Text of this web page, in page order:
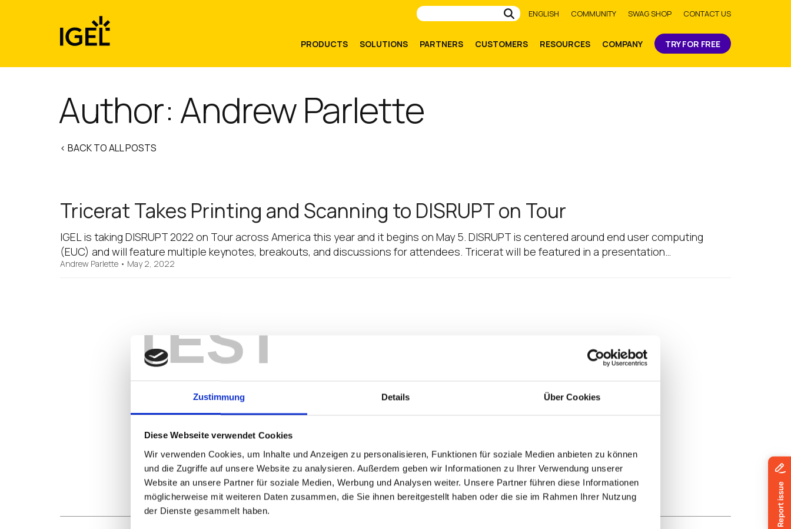
TEST
Zustimmung Details Über Cookies
Diese Webseite verwendet Cookies
Wir verwenden Cookies, um Inhalte und Anzeigen zu personalisieren, Funktionen für soziale Medien anbieten zu können
und die Zugriffe auf unsere Website zu analysieren. Außerdem geben wir Informationen zu Ihrer Verwendung unserer
Website an unsere Partner für soziale Medien, Werbung und Analysen weiter. Unsere Partner führen diese Informationen
möglicherweise mit weiteren Daten zusammen, die Sie ihnen bereitgestellt haben oder die sie im Rahmen Ihrer Nutzung
der Dienste gesammelt haben.
Submit
ENGLISH COMMUNITY SWAG SHOP CONTACT US
PRODUCTS SOLUTIONS PARTNERS CUSTOMERS RESOURCES COMPANY TRY FOR FREE
Author: Andrew Parlette
< BACK TO ALL POSTS
Tricerat Takes Printing and Scanning to DISRUPT on Tour
IGEL is taking DISRUPT 2022 on Tour across America this year and it begins on May 5. DISRUPT is centered around end user computing
(EUC) and will feature multiple keynotes, breakouts, and discussions for attendees. Tricerat will be featured in a presentation…
Andrew Parlette • May 2, 2022